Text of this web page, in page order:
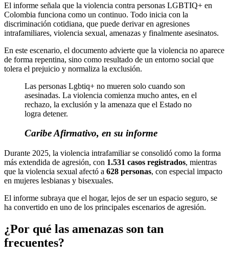
El informe señala que la violencia contra personas LGBTIQ+ en
Colombia funciona como un continuo. Todo inicia con la
discriminación cotidiana, que puede derivar en agresiones
intrafamiliares, violencia sexual, amenazas y finalmente asesinatos.
En este escenario, el documento advierte que la violencia no aparece
de forma repentina, sino como resultado de un entorno social que
tolera el prejuicio y normaliza la exclusión.
Las personas Lgbtiq+ no mueren solo cuando son
asesinadas. La violencia comienza mucho antes, en el
rechazo, la exclusión y la amenaza que el Estado no
logra detener.
Caribe Afirmativo, en su informe
Durante 2025, la violencia intrafamiliar se consolidó como la forma
más extendida de agresión, con 1.531 casos registrados, mientras
que la violencia sexual afectó a 628 personas, con especial impacto
en mujeres lesbianas y bisexuales.
El informe subraya que el hogar, lejos de ser un espacio seguro, se
ha convertido en uno de los principales escenarios de agresión.
¿Por qué las amenazas son tan
frecuentes?